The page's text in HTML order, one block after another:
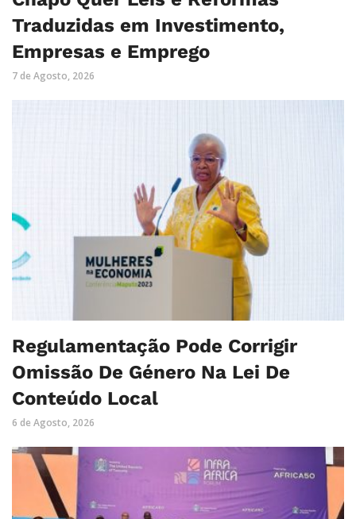
Traduzidas em Investimento,
Empresas e Emprego
7 de Agosto, 2026
Regulamentação Pode Corrigir
Omissão De Género Na Lei De
Conteúdo Local
6 de Agosto, 2026